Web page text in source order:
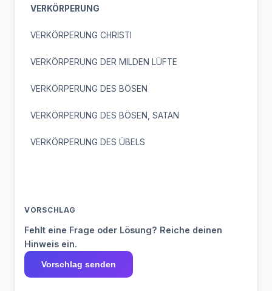
VERKÖRPERUNG
VERKÖRPERUNG CHRISTI
VERKÖRPERUNG DER MILDEN LÜFTE
VERKÖRPERUNG DES BÖSEN
VERKÖRPERUNG DES BÖSEN, SATAN
VERKÖRPERUNG DES ÜBELS
VORSCHLAG
Fehlt eine Frage oder Lösung? Reiche deinen
Hinweis ein.
Vorschlag senden